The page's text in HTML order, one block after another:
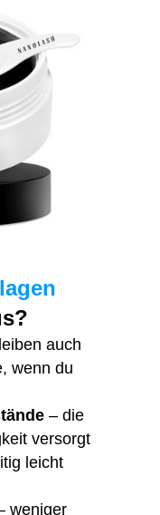
auch
wenn du
– die
versorgt
leicht
weniger